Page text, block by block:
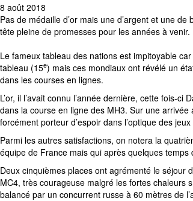
8 août 2018
Pas de médaille d’or mais une d’argent et une
tête pleine de promesses pour les années à venir.
Le fameux tableau des nations est impitoyable
tableau (15e) mais ces mondiaux ont révélé un
dans les courses en lignes.
L’or, il l’avait connu l’année dernière, cette fois-
dans la course en ligne des MH3. Sur une
forcément porteur d’espoir dans l’optique des
Parmi les autres satisfactions, on notera la
équipe de France mais qui après quelques
Deux cinquièmes places ont agrémenté le séjour
MC4, très courageuse malgré les fortes chaleurs
balancé par un concurrent russe à 60 mètres de